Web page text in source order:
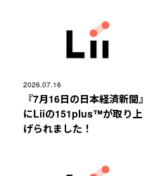
2026.07.16
『7月16日の日本経済新聞』
にLiiの151plus™︎が取り上
げられました！